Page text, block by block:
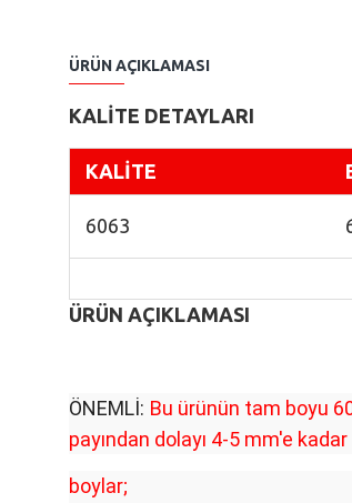
ÜRÜN AÇIKLAMASI
KALİTE DETAYLARI
KALİTE
6063
ÜRÜN AÇIKLAMASI
ÖNEMLİ: Bu ürünün tam boyu
payından dolayı 4-5 mm'e
boylar;